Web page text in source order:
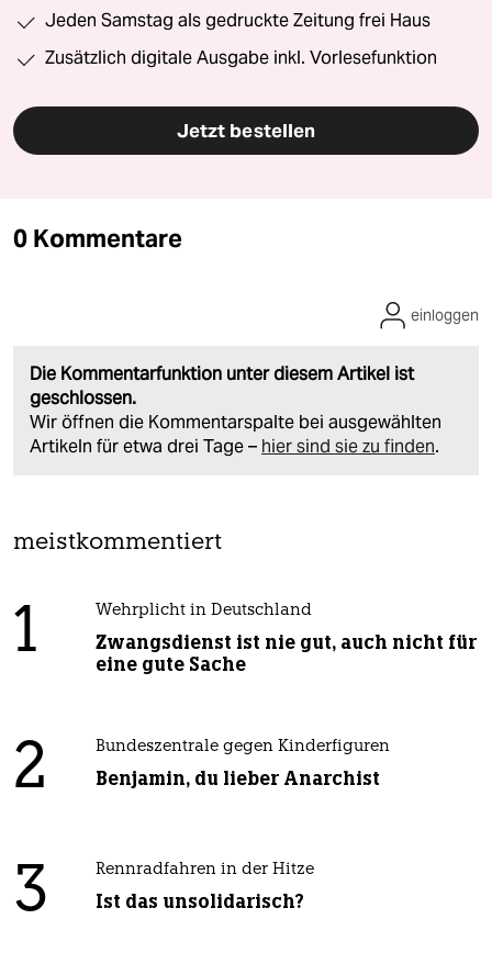
Jeden Samstag als gedruckte Zeitung frei Haus
Zusätzlich digitale Ausgabe inkl. Vorlesefunktion
Jetzt bestellen
0 Kommentare
Die Kommentarfunktion unter diesem Artikel ist
geschlossen.
Wir öffnen die Kommentarspalte bei ausgewählten
Artikeln für etwa drei Tage – hier sind sie zu finden.
einloggen
meistkommentiert
1 Wehrplicht in Deutschland
Zwangsdienst ist nie gut, auch nicht für
eine gute Sache
2 Bundeszentrale gegen Kinderfiguren
Benjamin, du lieber Anarchist
3 Rennradfahren in der Hitze
Ist das unsolidarisch?